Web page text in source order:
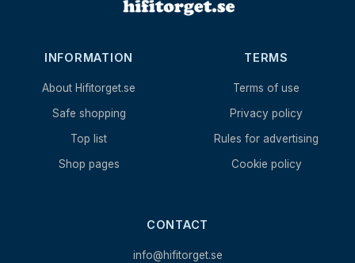
INFORMATION
About Hifitorget.se
Safe shopping
Top list
Shop pages
TERMS
Terms of use
Privacy policy
Rules for advertising
Cookie policy
CONTACT
info@hifitorget.se